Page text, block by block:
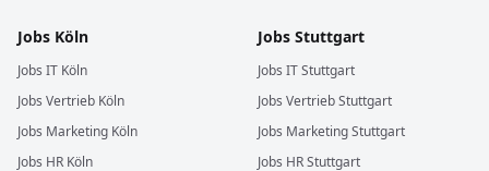
Jobs Köln
Jobs IT Köln
Jobs Vertrieb Köln
Jobs Marketing Köln
Jobs HR Köln
Jobs Stuttgart
Jobs ITStuttgart
Jobs VertriebStuttgart
Jobs MarketingStuttgart
Jobs HRStuttgart